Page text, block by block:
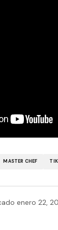
MASTER CHEF
enero 22,